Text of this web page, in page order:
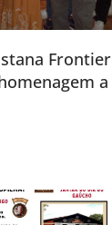
Frontier
a